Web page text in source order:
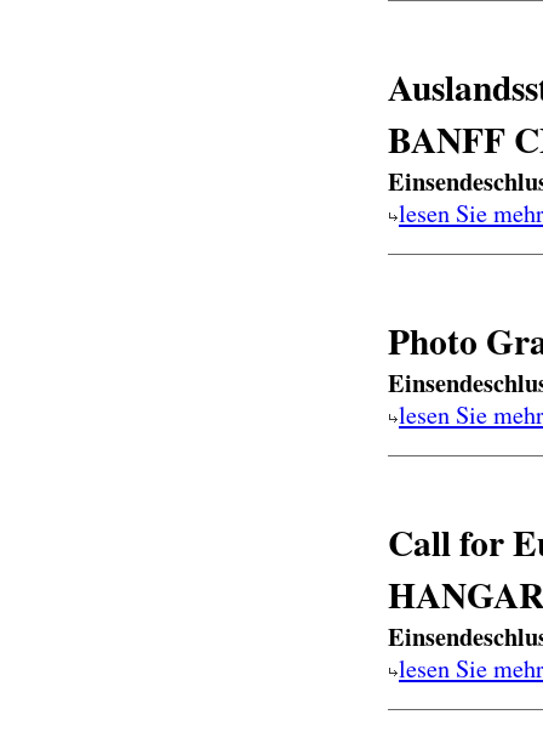
BANFF
lesen Sie mehr
Photo
lesen Sie mehr
Call for
lesen Sie mehr